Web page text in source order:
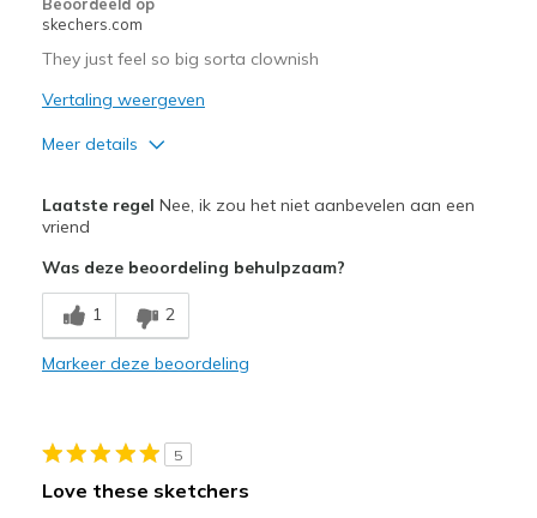
skechers.com
They just feel so big sorta clownish
Vertaling weergeven
Meer details
Comfortable
Minpunten
Need Break In
Beste toepassingen
Width
Feels too narrow
Sizing
Feels half size too big
Laatste regel Nee, ik zou het niet aanbevelen aan een
vriend
Was deze beoordeling behulpzaam?
1 2
Markeer deze beoordeling
5
Love these sketchers